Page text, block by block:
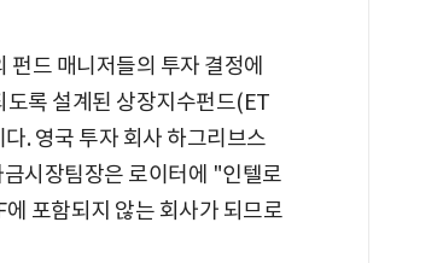
드 매니저들의 투자 결정에
도록 설계된 상장지수펀드(ET
. 영국 투자 회사 하그리브스
시장팀장은 로이터에 "인텔로
포함되지 않는 회사가 되므로